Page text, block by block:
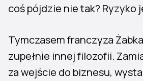
coś pójdzie nie tak? Ryzyko
Tymczasem franczyza
zupełnie innej filozofii.
za wejście do biznesu,